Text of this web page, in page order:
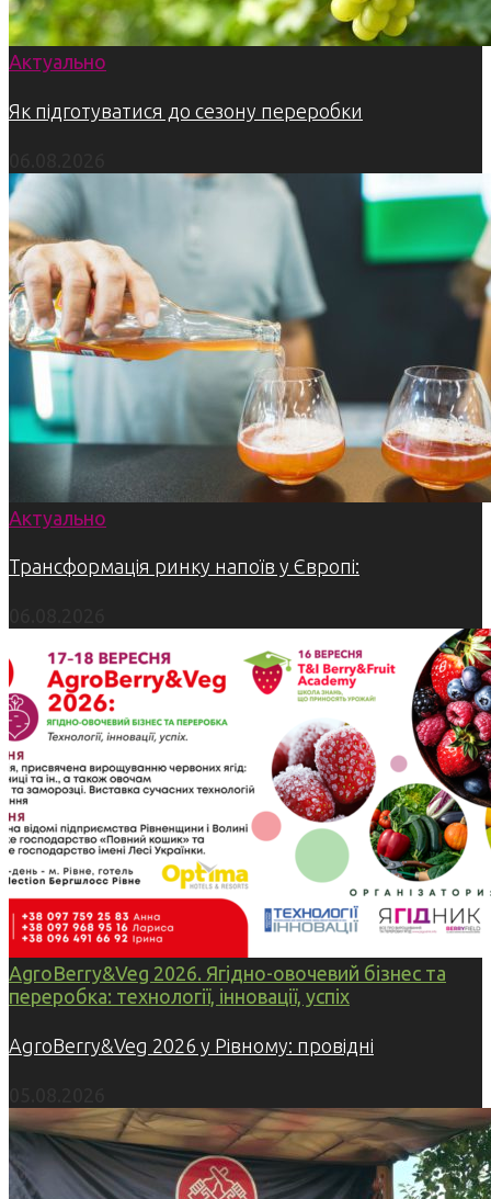
Актуально
Як підготуватися до сезону переробки
Актуально
Трансформація ринку напоїв у Європі:
AgroBerry&Veg 2026. Ягідно-овочевий бізнес та
переробка: технології, інновації, успіх
AgroBerry&Veg 2026 у Рівному: провідні